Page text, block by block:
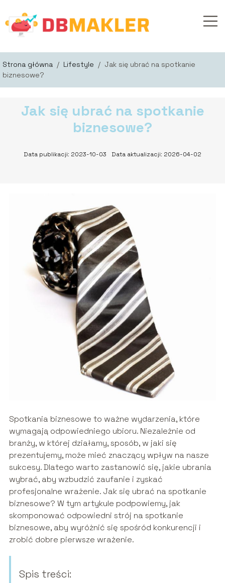
Strona główna / Lifestyle / Jak się ubrać na spotkanie
biznesowe?
Jak się ubrać na spotkanie
biznesowe?
Data publikacji: 2023-10-03 Data aktualizacji: 2026-04-02
Spotkania biznesowe to ważne wydarzenia, które
wymagają odpowiedniego ubioru. Niezależnie od
branży, w której działamy, sposób, w jaki się
prezentujemy, może mieć znaczący wpływ na nasze
sukcesy. Dlatego warto zastanowić się, jakie ubrania
wybrać, aby wzbudzić zaufanie i zyskać
profesjonalne wrażenie. Jak się ubrać na spotkanie
biznesowe? W tym artykule podpowiemy, jak
skomponować odpowiedni strój na spotkanie
biznesowe, aby wyróżnić się spośród konkurencji i
zrobić dobre pierwsze wrażenie.
Spis treści: